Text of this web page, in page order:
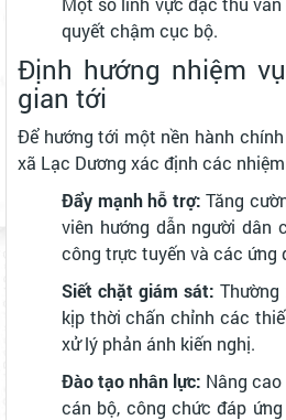
quyết chậm cục bộ.
Định hướng nhiệm
gian tới
Để hướng tới một nền hành
xã Lạc Dương xác định các
Đẩy mạnh hỗ trợ: Tăng
viên hướng dẫn người dân
công trực tuyến và các ứng
Siết chặt giám sát: Thường
kịp thời chấn chỉnh các
xử lý phản ánh kiến nghị.
Đào tạo nhân lực: Nâng
cán bộ, công chức đáp